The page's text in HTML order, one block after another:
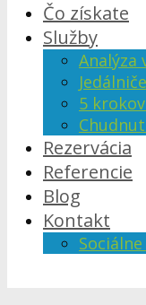
Čo získate
Služby
Analýza
5
Rezervácia
Referencie
Blog
Kontakt